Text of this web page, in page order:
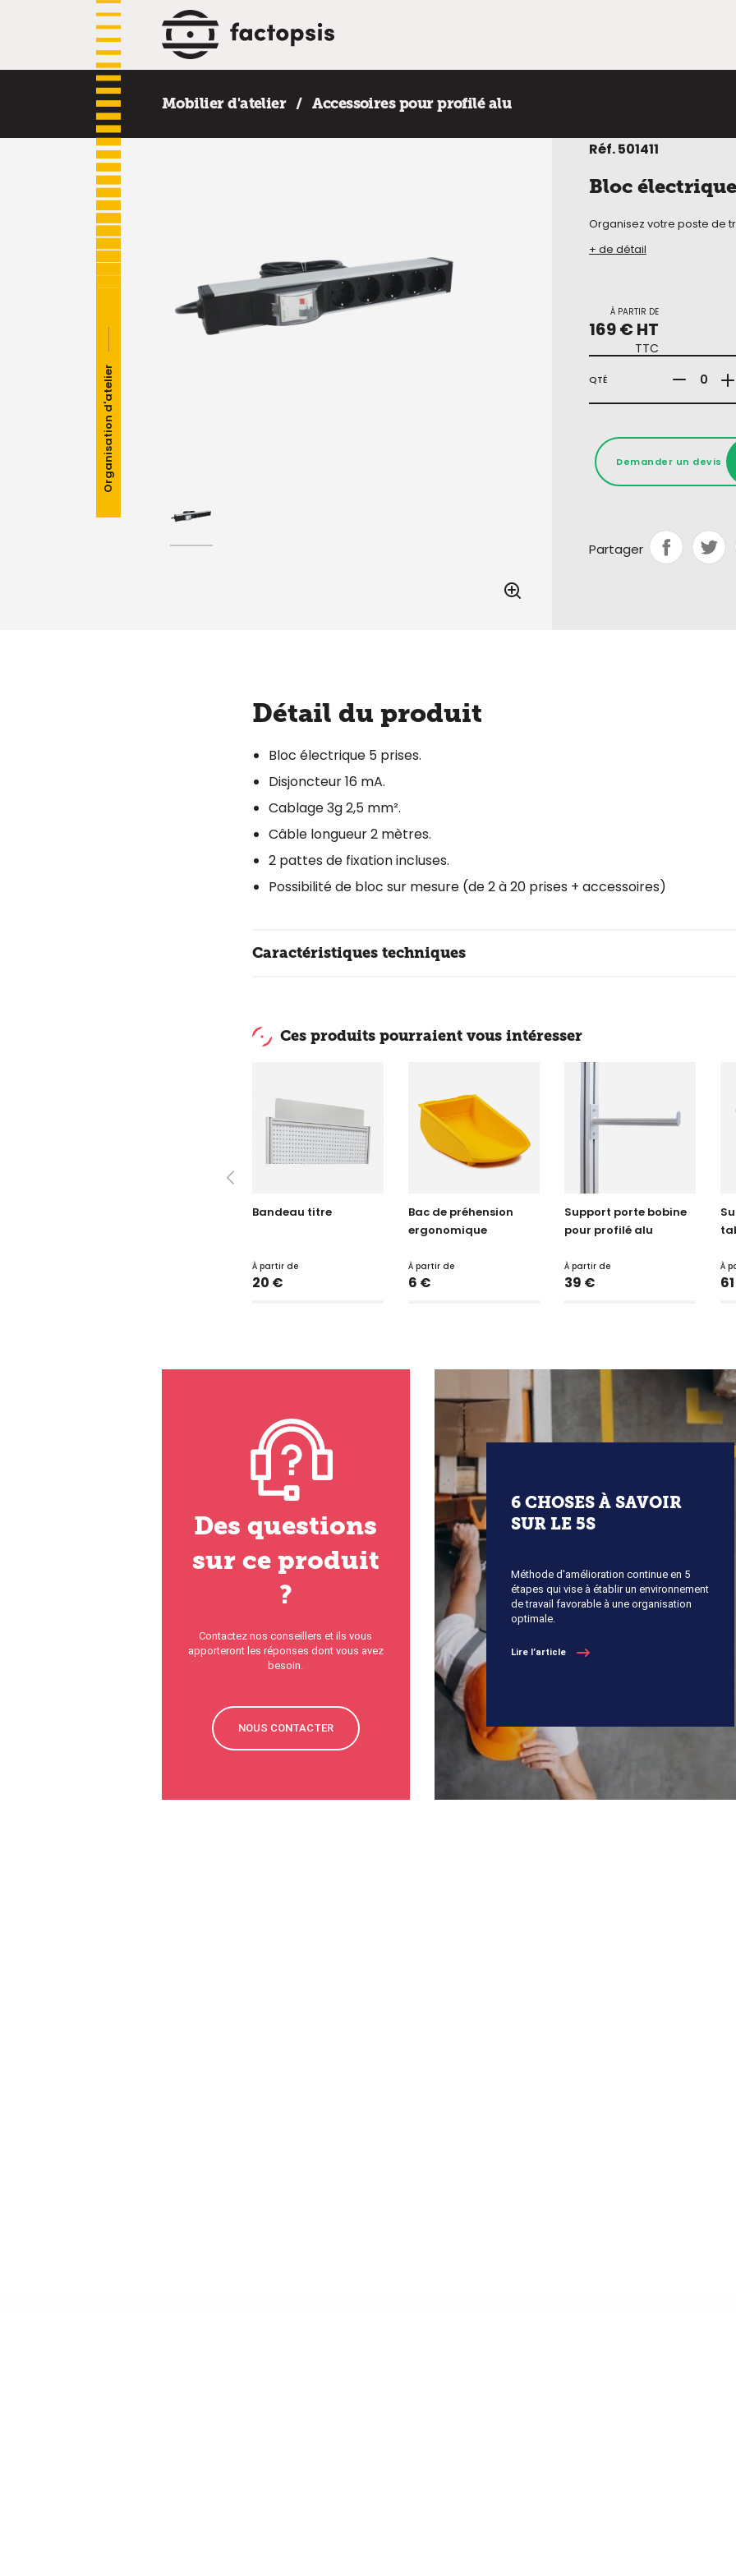
Mobilier d'atelier Accessoires pour profilé alu
Organisation d'atelier
Réf.501411
Bloc
Organisez votre poste de
+ de détail
À PARTIR DE
169 € HT
TTC
QTÉ
Demander un devis
Partager
Détail du produit
Bloc électrique 5 prises.
Disjoncteur 16 mA.
Cablage 3g 2,5 mm².
Câble longueur 2 mètres.
2 pattes de fixation incluses.
Possibilité de bloc sur mesure (de 2 à 20 prises + accessoires)
Caractéristiques techniques
Ces produits pourraient vous intéresser
Bandeau titre
À partir de
Prix
20 €
Bac de préhension
ergonomique
À partir de
Prix
6 €
Support porte bobine
pour profilé alu
À partir de
Prix
39 €
À
Des questions
sur ce produit
?
Contactez nos conseillers et ils vous
apporteront les réponses dont vous avez
besoin.
NOUS CONTACTER
6 CHOSES À SAVOIR
SUR LE 5S
Méthode d'amélioration continue en 5
étapes qui vise à établir un environnement
de travail favorable à une organisation
optimale.
Lire l’article